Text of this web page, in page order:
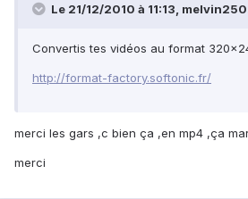
Le 21/12/2010 à 11:13,
Convertis tes vidéos au format
http://format-factory.softonic.fr/
merci les gars ,c bien ça ,en mp4 ,ça
merci